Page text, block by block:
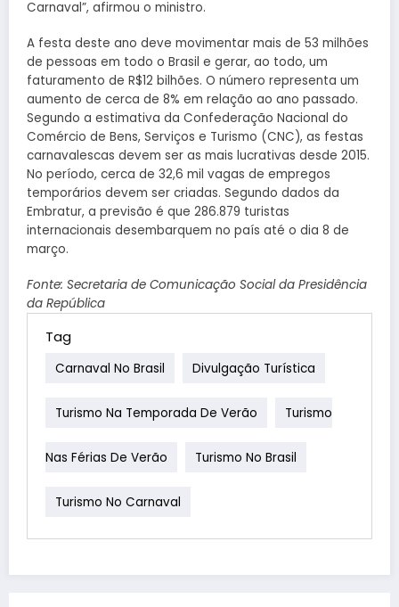
Carnaval”, afirmou o ministro.
A festa deste ano deve movimentar mais de 53 milhões
de pessoas em todo o Brasil e gerar, ao todo, um
faturamento de R$12 bilhões. O número representa um
aumento de cerca de 8% em relação ao ano passado.
Segundo a estimativa da Confederação Nacional do
Comércio de Bens, Serviços e Turismo (CNC), as festas
carnavalescas devem ser as mais lucrativas desde 2015.
No período, cerca de 32,6 mil vagas de empregos
temporários devem ser criadas. Segundo dados da
Embratur, a previsão é que 286.879 turistas
internacionais desembarquem no país até o dia 8 de
março.
Fonte: Secretaria de Comunicação Social da Presidência
da República
Tag
Carnaval No Brasil Divulgação Turística
Turismo Na Temporada De Verão Turismo
Nas Férias De Verão Turismo No Brasil
Turismo No Carnaval